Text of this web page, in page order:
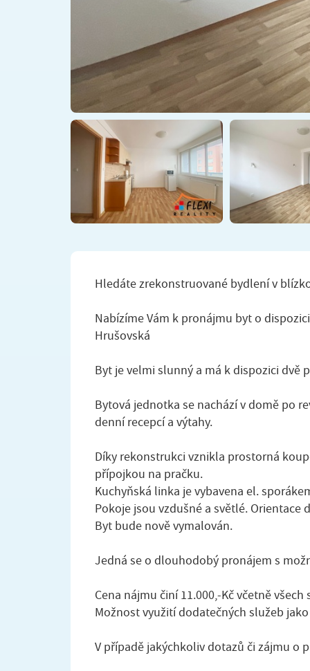
Hledáte zrekonstruované bydlení v
Nabízíme Vám k pronájmu byt o
Hrušovská
Byt je velmi slunný a má k dispozici dvě
Bytová jednotka se nachází v domě po
denní recepcí a výtahy.
Díky rekonstrukci vznikla prostorná
přípojkou na pračku.
Kuchyňská linka je vybavena el.
Pokoje jsou vzdušné a světlé. Orientace
Byt bude nově vymalován.
Jedná se o dlouhodobý pronájem s
Cena nájmu činí 11.000,-Kč včetně
Možnost využití dodatečných služeb
V případě jakýchkoliv dotazů či zájmu